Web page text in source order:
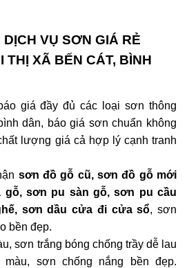
VỤ SƠN GIÁ RẺ
THỊ XÃ BẾN CÁT, BÌNH
giá đầy đủ các loại sơn thông
dân, báo giá sơn chuẩn không
lượng giá cả hợp lý cạnh tranh
sơn đồ gỗ cũ, sơn đồ gỗ mới
gỗ, sơn pu sàn gỗ, sơn pu cầu
sơn dầu cửa đi cửa sổ, sơn
bền đẹp.
sơn trắng bóng chống trầy dễ lau
sơn chống nắng bền đẹp.